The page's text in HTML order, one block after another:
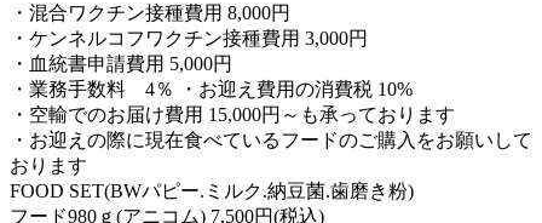
・混合ワクチン接種費用 8,000円
・ケンネルコフワクチン接種費用 3,000円
・血統書申請費用 5,000円
・業務手数料 4％ ・お迎え費用の消費税 10%
・空輸でのお届け費用 15,000円～も承っております
・お迎えの際に現在食べているフードのご購入をお願いして
おります
FOOD SET(BWパピー.ミルク.納豆菌.歯磨き粉)
フード980ｇ(アニコム) 7,500円(税込)